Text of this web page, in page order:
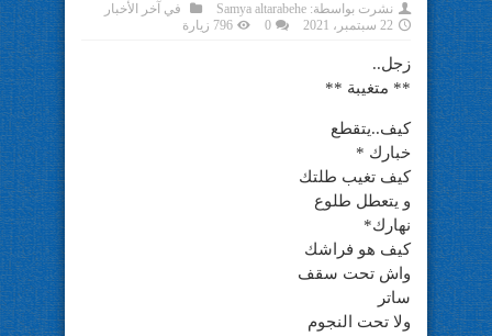
نشرت بواسطة: Samya altarabehe في آخر الأخبار
22 سبتمبر، 2021
0 796 زيارة
زجل..
** متغيبة **
كيف..يتقطع
خبارك *
كيف تغيب طلتك
و يتعطل طلوع
نهارك*
كيف هو فراشك
واش تحت سقف
ساتر
ولا تحت النجوم